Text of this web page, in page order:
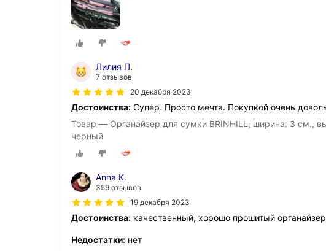
Лилия П.
7 отзывов
20 декабря 2023
Достоинства: Супер. Просто мечта. Покупкой очень
Товар — Органайзер для сумки BRINHILL, ширина: 3 см.,
черный
Anna K.
359 отзывов
19 декабря 2023
Достоинства: качественный, хорошо прошитый
Недостатки: нет